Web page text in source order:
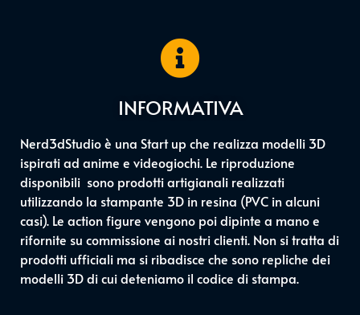
INFORMATIVA
Nerd3dStudio è una Start up che realizza modelli 3D
ispirati ad anime e videogiochi. Le riproduzione
disponibili sono prodotti artigianali realizzati
utilizzando la stampante 3D in resina (PVC in alcuni
casi). Le action figure vengono poi dipinte a mano e
rifornite su commissione ai nostri clienti. Non si tratta di
prodotti ufficiali ma si ribadisce che sono repliche dei
modelli 3D di cui deteniamo il codice di stampa.